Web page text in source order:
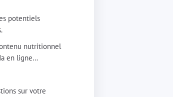
potentiels
nutritionnel
en ligne…
sur votre